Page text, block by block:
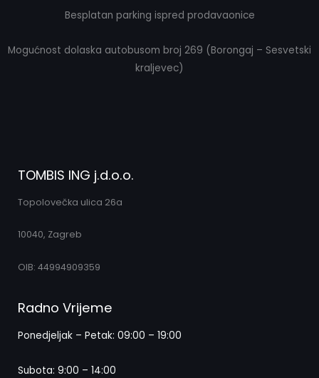
Besplatan parking ispred prodavaonice
Mogućnost dolaska autobusom broj 269 (Borongaj – Sesvetski
kraljevec)
TOMBIS ING j.d.o.o.
Topolovečka ulica 26a
10040, Zagreb
OIB: 44994909359
Radno Vrijeme
Ponedjeljak – Petak: 09:00 – 19:00
Subota: 9:00 – 14:00